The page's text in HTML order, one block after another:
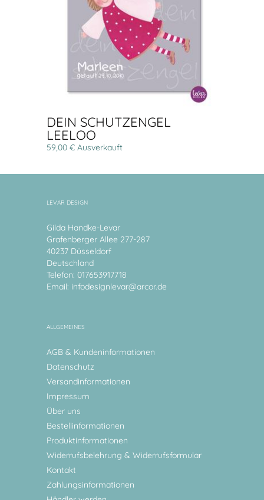
DEIN SCHUTZENGEL
LEELOO
59,00 € Ausverkauft
LEVAR DESIGN
Gilda Handke-Levar
Grafenberger Allee 277-287
40237 Düsseldorf
Deutschland
Telefon: 017653917718
Email: infodesignlevar@arcor.de
ALLGEMEINES
AGB & Kundeninformationen
Datenschutz
Versandinformationen
Impressum
Über uns
Bestellinformationen
Produktinformationen
Widerrufsbelehrung & Widerrufsformular
Kontakt
Zahlungsinformationen